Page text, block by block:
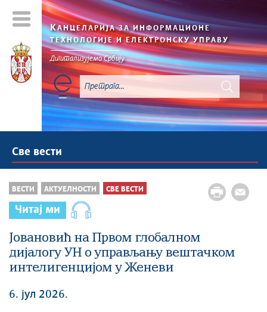
КАНЦЕЛАРИЈА ЗА ИНФОРМАЦИОНЕ
ТЕХНОЛОГИЈЕ И ЕЛЕКТРОНСКУ УПРАВУ
Дигитализујемо Србију
Све вести
ВЕСТИ АКТУЕЛНОСТИ СВЕ ВЕСТИ
Читај ми
Јовановић на Првом глобалном
дијалогу УН о управљању вештачком
интелигенцијом у Женеви
6. јул 2026.